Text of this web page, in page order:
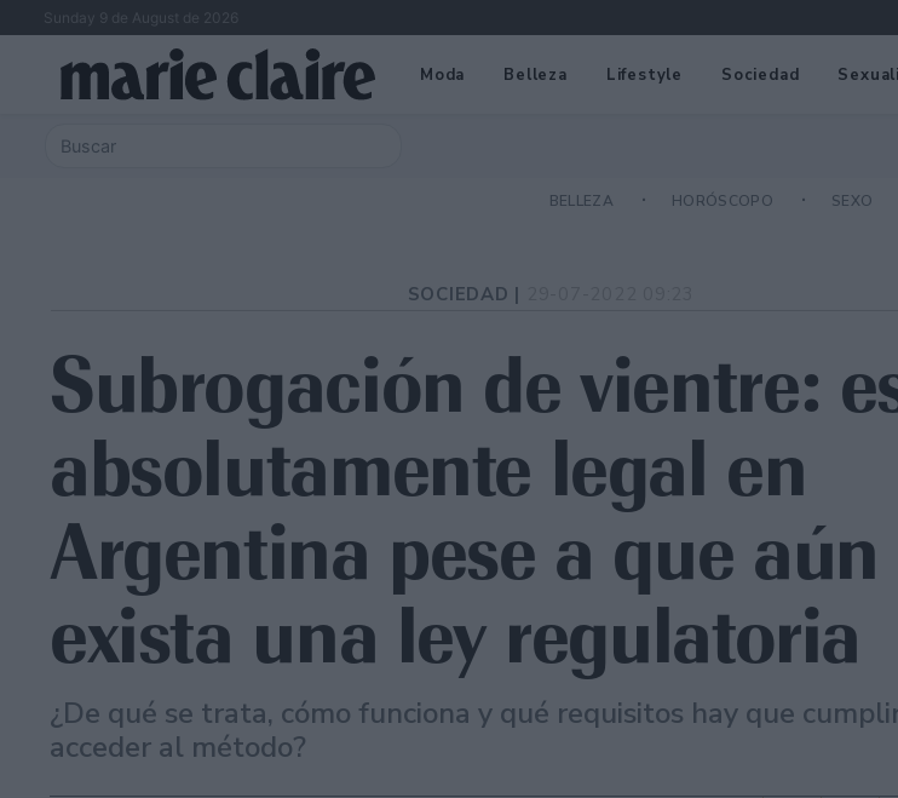
Sunday 9 de August de 2026
Moda Belleza Lifestyle Sociedad
BELLEZA HORÓSCOPO SEXO
SOCIEDAD |
Subrogación de vientre:
absolutamente legal en
Argentina pese a que
exista una ley regulatoria
¿De qué se trata, cómo funciona y qué requisitos hay que
acceder al método?